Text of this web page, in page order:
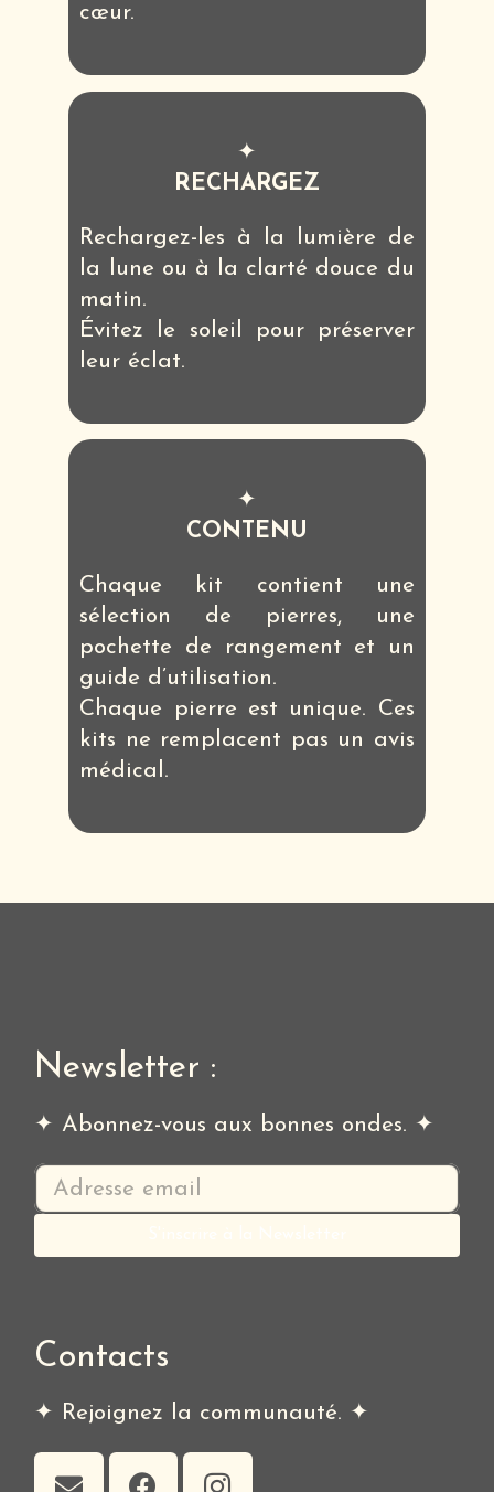
cœur.
✦
RECHARGEZ
Rechargez-les à la lumière de
la lune ou à la clarté douce du
matin.
Évitez le soleil pour préserver
leur éclat.
✦
CONTENU
Chaque kit contient une
sélection de pierres, une
pochette de rangement et un
guide d’utilisation.
Chaque pierre est unique. Ces
kits ne remplacent pas un avis
médical.
Newsletter :
✦ Abonnez-vous aux bonnes ondes. ✦
Contacts
✦ Rejoignez la communauté. ✦